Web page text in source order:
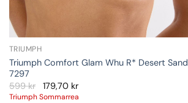
TRIUMPH
Triumph Comfort Glam Whu R* Desert Sand
7297
599kr 179,70 kr
Triumph Sommarrea